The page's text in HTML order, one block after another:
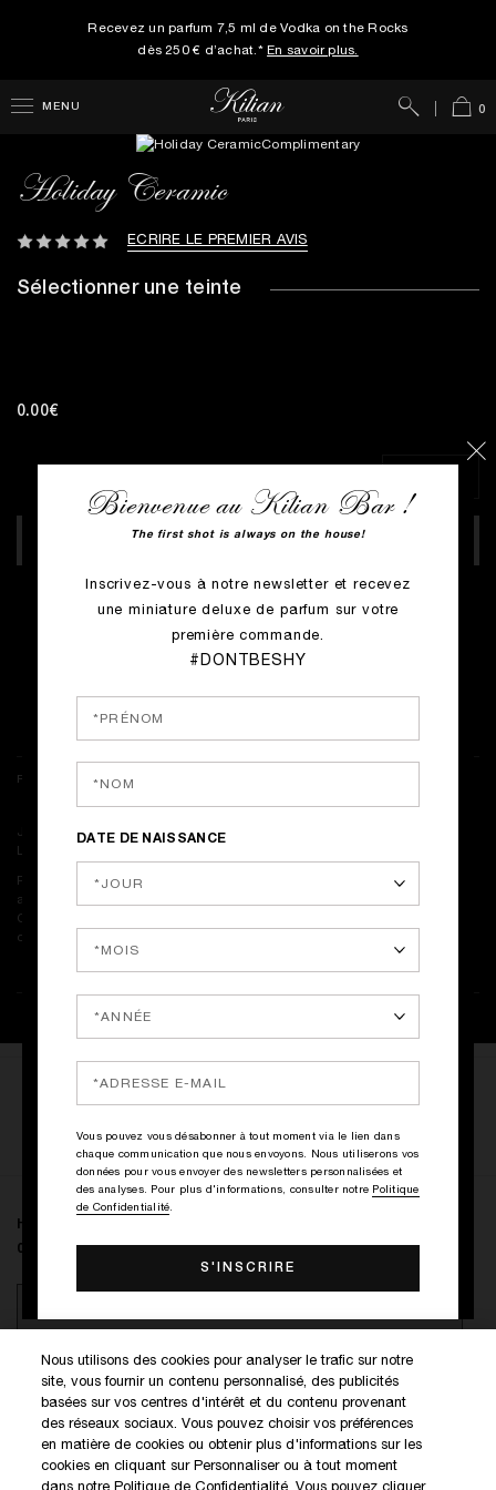
Recevez un parfum 7,5 ml de Vodka on the Rocks
dès 250 € d’achat.* En savoir plus.
MENU 0
Rechercher
Holiday Ceramic
ECRIRE LE PREMIER AVIS
Sélectionner une teinte
0.00€
AJOUTER AU PANIER
TRY IT FIRST: RECEVEZ UN ÉCHANTILLON 1.5ML DU MÊME PARFUM
RETOURS & LIVRAISON
Jusqu'à 1 semaine de livraison
Livraison offerte pour toute commande
Pour des raisons de sécurité, des frais de livraison de 2 euros seront
appliqués pour toute commande réalisée avec un code Carte Cadeau.
Ces frais vous seront remboursés dans les 48H suivant votre
commande.
NOTES & AVIS
ECRIRE LE PREMIER AVIS
HOLIDAY CERAMIC
0.00€
DÉCOUVREZ NOS NOUVEAUTÉS ET OFFRES EXCLUSIVES
Bienvenue au Kilian Bar !
The first shot is always on the house!
Inscrivez-vous à notre newsletter et recevez
une miniature deluxe de parfum sur votre
première commande.
#DONTBESHY
DATE DE NAISSANCE
Vous pouvez vous désabonner à tout moment via le lien dans
chaque communication que nous envoyons. Nous utiliserons vos
données pour vous envoyer des newsletters personnalisées et
des analyses. Pour plus d'informations, consulter notre Politique
de Confidentialité.
Nous utilisons des cookies pour analyser le trafic sur notre
site, vous fournir un contenu personnalisé, des publicités
basées sur vos centres d'intérêt et du contenu provenant
des réseaux sociaux. Vous pouvez choisir vos préférences
en matière de cookies ou obtenir plus d'informations sur les
cookies en cliquant sur Personnaliser ou à tout moment